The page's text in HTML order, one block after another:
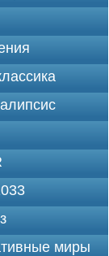
миры